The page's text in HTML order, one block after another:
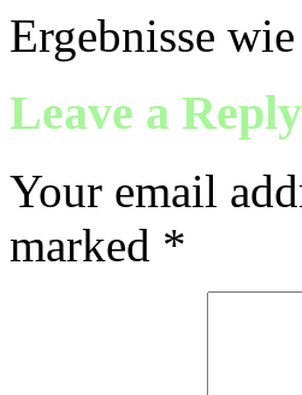
Ergebnisse
Leave a Reply
Your email
marked *